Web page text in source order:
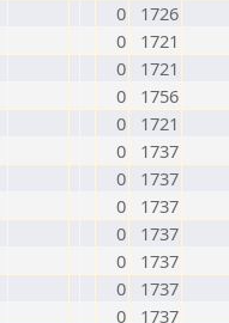
0
1726
0
1721
0
1721
0
1756
0
1721
0
1737
0
1737
0
1737
0
1737
0
1737
0
1737
0
1737